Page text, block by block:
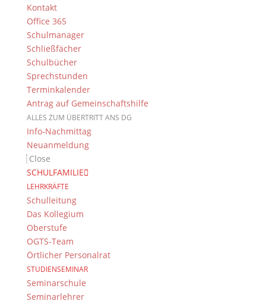
Kontakt
Office 365
Schulmanager
Schließfächer
Schulbücher
Sprechstunden
Terminkalender
Antrag auf Gemeinschaftshilfe
ALLES ZUM ÜBERTRITT ANS DG
Info-Nachmittag
Neuanmeldung
Close
SCHULFAMILIE
LEHRKRÄFTE
Schulleitung
Das Kollegium
Oberstufe
OGTS-Team
Örtlicher Personalrat
STUDIENSEMINAR
Seminarschule
Seminarlehrer
Lasse:
Kresse Versuche Lasse
Suche
Newsarchiv
Newsarchiv
Das DG
Dientzenhofer-Gymnasium Bamberg
Feldkirchenstr. 20-22
96052 Bamberg